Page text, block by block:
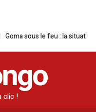
feu : la situation humanitaire
clic !